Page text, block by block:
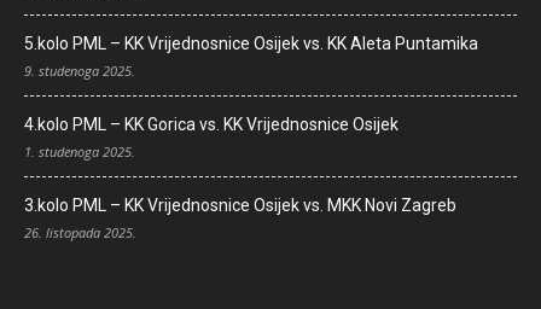
5.kolo PML – KK Vrijednosnice Osijek vs. KK Aleta Puntamika
9. studenoga 2025.
4.kolo PML – KK Gorica vs. KK Vrijednosnice Osijek
1. studenoga 2025.
3.kolo PML – KK Vrijednosnice Osijek vs. MKK Novi Zagreb
26. listopada 2025.